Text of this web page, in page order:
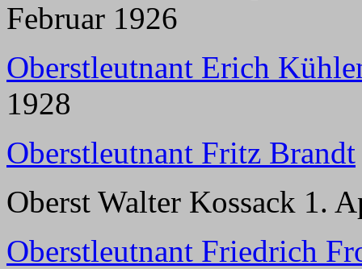
Februar 1926
Oberstleutnant Erich
1928
Oberstleutnant Fritz Brandt
Oberst Walter Kossack 1.
Oberstleutnant Friedrich